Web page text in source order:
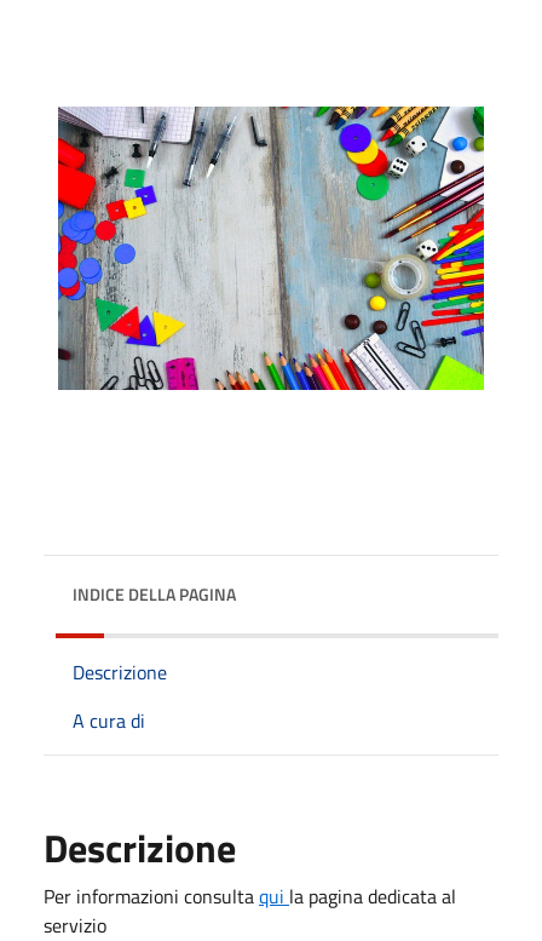
INDICE DELLA PAGINA
Descrizione
A cura di
Descrizione
Per informazioni consultaqui la pagina dedicata al
servizio